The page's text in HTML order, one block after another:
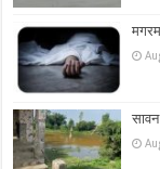
सावन